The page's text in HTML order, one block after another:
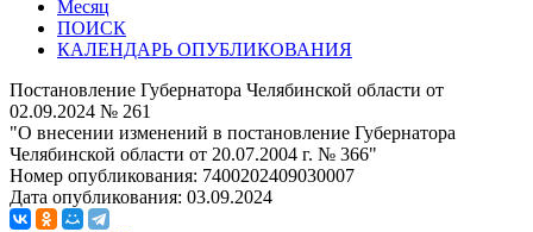
Месяц
ПОИСК
КАЛЕНДАРЬ ОПУБЛИКОВАНИЯ
Постановление Губернатора Челябинской области от
02.09.2024 № 261
"О внесении изменений в постановление Губернатора
Челябинской области от 20.07.2004 г. № 366"
Номер опубликования: 7400202409030007
Дата опубликования: 03.09.2024